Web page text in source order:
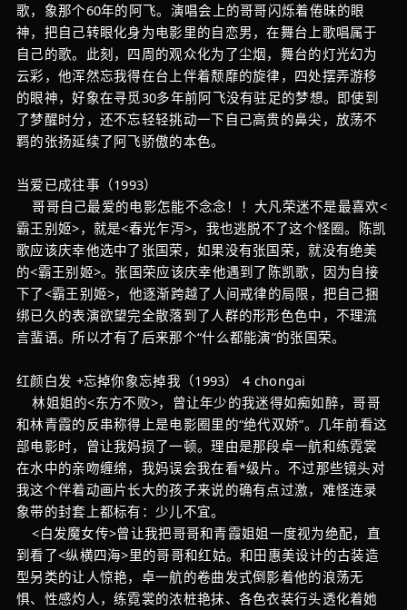
歌，象那个60年的阿飞。演唱会上的哥哥闪烁着倦昧的眼
神，把自己转眼化身为电影里的自恋男，在舞台上歌唱属于
自己的歌。此刻，四周的观众化为了尘烟，舞台的灯光幻为
云彩，他浑然忘我得在台上伴着颓靡的旋律，四处摆弄游移
的眼神，好象在寻觅30多年前阿飞没有驻足的梦想。即使到
了梦醒时分，还不忘轻轻挑动一下自己高贵的鼻尖，放荡不
羁的张扬延续了阿飞骄傲的本色。
当爱已成往事（1993）
哥哥自己最爱的电影怎能不念念！！大凡荣迷不是最喜欢<
霸王别姬>，就是<春光乍泻>，我也逃脱不了这个怪圈。陈凯
歌应该庆幸他选中了张国荣，如果没有张国荣，就没有绝美
的<霸王别姬>。张国荣应该庆幸他遇到了陈凯歌，因为自接
下了<霸王别姬>，他逐渐跨越了人间戒律的局限，把自己捆
绑已久的表演欲望完全散落到了人群的形形色色中，不理流
言蜚语。所以才有了后来那个“什么都能演”的张国荣。
红颜白发 +忘掉你象忘掉我（1993） 4 chongai
林姐姐的<东方不败>，曾让年少的我迷得如痴如醉，哥哥
和林青霞的反串称得上是电影圈里的“绝代双娇”。几年前看这
部电影时，曾让我妈损了一顿。理由是那段卓一航和练霓裳
在水中的亲吻缠绵，我妈误会我在看*级片。不过那些镜头对
我这个伴着动画片长大的孩子来说的确有点过激，难怪连录
象带的封套上都标有：少儿不宜。
<白发魔女传>曾让我把哥哥和青霞姐姐一度视为绝配，直
到看了<纵横四海>里的哥哥和红姑。和田惠美设计的古装造
型另类的让人惊艳，卓一航的卷曲发式倒影着他的浪荡无
惧、性感灼人，练霓裳的浓桩艳抹、各色衣装行头透化着她